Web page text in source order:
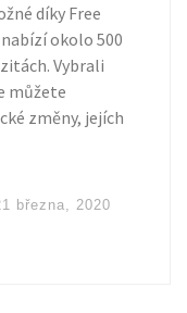
díky Free
okolo 500
Vybrali
můžete
změny, jejích
března, 2020